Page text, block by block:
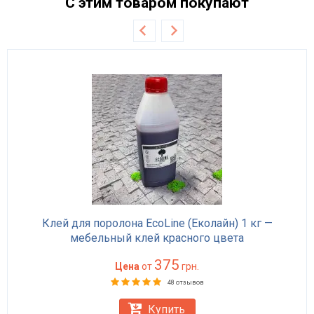
Клей для поролона EcoLine (Еколайн) 1 кг —
мебельный клей красного цвета
Цена от 375 грн.
48 отзывов
Купить